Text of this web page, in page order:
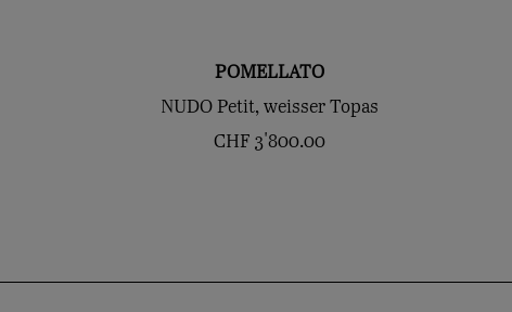
POMELLATO
NUDO Petit, weisser Topas
CHF 3'800.00